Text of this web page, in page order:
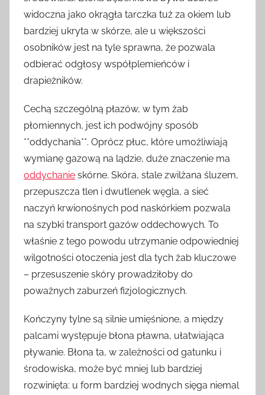
widoczna jako okrągła tarczka tuż za okiem lub
bardziej ukryta w skórze, ale u większości
osobników jest na tyle sprawna, że pozwala
odbierać odgłosy współplemieńców i
drapieżników.
Cechą szczególną płazów, w tym żab
płomiennych, jest ich podwójny sposób
**oddychania**. Oprócz płuc, które umożliwiają
wymianę gazową na lądzie, duże znaczenie ma
oddychanie skórne. Skóra, stale zwilżana śluzem,
przepuszcza tlen i dwutlenek węgla, a sieć
naczyń krwionośnych pod naskórkiem pozwala
na szybki transport gazów oddechowych. To
właśnie z tego powodu utrzymanie odpowiedniej
wilgotności otoczenia jest dla tych żab kluczowe
– przesuszenie skóry prowadziłoby do
poważnych zaburzeń fizjologicznych.
Kończyny tylne są silnie umięśnione, a między
palcami występuje błona pławna, ułatwiająca
pływanie. Błona ta, w zależności od gatunku i
środowiska, może być mniej lub bardziej
rozwinięta: u form bardziej wodnych sięga niemal